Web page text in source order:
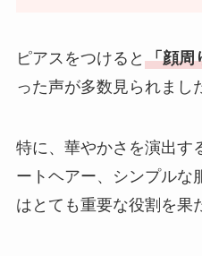
ピアスをつけると 「顔周
った声が多数見られまし
特に、華やかさを演出す
ートヘアー、シンプルな
はとても重要な役割を果